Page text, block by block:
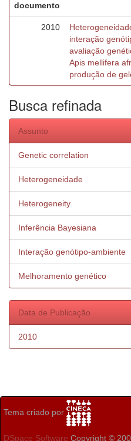
documento
2010
interação
avaliação
Apis mellifera
produção de
Busca refinada
Assunto
Genetic correlation
Heterogeneidade
Heterogeneity
Inferência Bayesiana
Interação genótipo-ambiente
Melhoramento genético
Data de Publicação
2010
Tema criado por
DSpace Software Copyright ©